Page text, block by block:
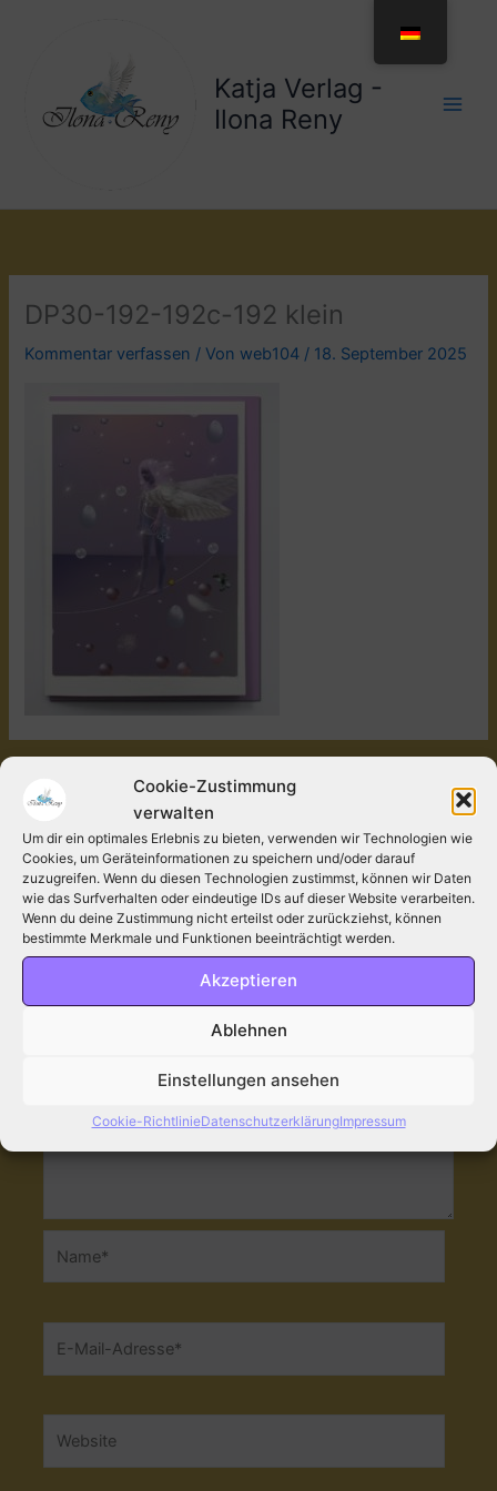
Cookie-Zustimmung
verwalten
Um dir ein optimales Erlebnis zu bieten, verwenden wir Technologien wie
Cookies, um Geräteinformationen zu speichern und/oder darauf
zuzugreifen. Wenn du diesen Technologien zustimmst, können wir Daten
wie das Surfverhalten oder eindeutige IDs auf dieser Website verarbeiten.
Wenn du deine Zustimmung nicht erteilst oder zurückziehst, können
bestimmte Merkmale und Funktionen beeinträchtigt werden.
Akzeptieren
Ablehnen
Einstellungen ansehen
Cookie-RichtlinieDatenschutzerklärungImpressum
Katja Verlag -
Ilona Reny
DP30-192-192c-192 klein
Kommentar verfassen / Vonweb104 / 18. September 2025
Vorheriger Medien
Schreibe einen Kommentar
Deine E-Mail-Adresse wird nicht veröffentlicht.
Erforderliche Felder sind mit*markiert.
Mail-